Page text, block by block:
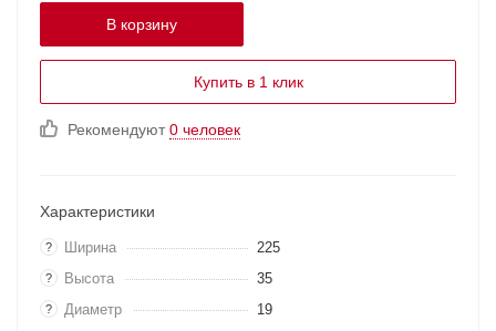
В корзину
Купить в 1 клик
Рекомендуют0 человек
Характеристики
? Ширина 225
? Высота 35
? Диаметр 19